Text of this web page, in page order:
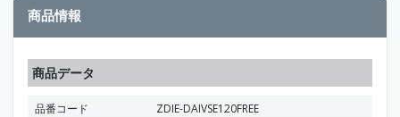
商品情報
商品データ
品番コード
ZDIE-DAIVSE120FREE